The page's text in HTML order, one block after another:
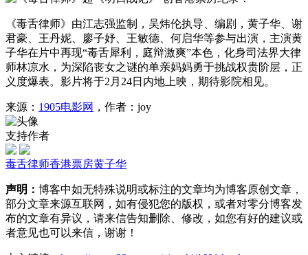
《毒舌律师》由江志强监制，吴炜伦执导、编剧，黄子华、谢
君豪、王丹妮、廖子妤、王敏德、何启华等参与出演，主演黄
子华在片中再现“毒舌犀利，庭辩激爽”本色，化身司法界大律
师林凉水，为深陷丧女之谜的单亲妈妈勇于挑战权贵阶层，正
义度爆表。影片将于2月24日内地上映，期待影院相见。
来源： 1905电影网 ，作者：joy
支持作者
毒舌律师香港票房黄子华
声明： 博客中如无特殊说明或标注的文章均为博客原创文章，
部分文章来源互联网，如有侵犯您的版权，或者对零分博客发
布的文章有异议，请来信告知删除、修改，如您有好的建议或
者意见也可以来信，谢谢！